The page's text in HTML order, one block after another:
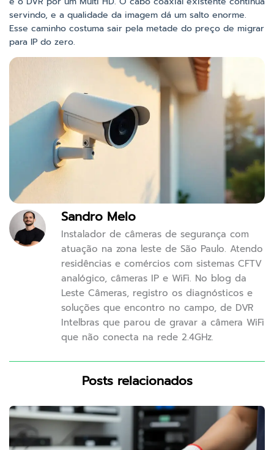
servindo, e a qualidade da imagem dá um salto enorme.
Esse caminho costuma sair pela metade do preço de migrar
para IP do zero.
Sandro Melo
Instalador de câmeras de segurança com
atuação na zona leste de São Paulo. Atendo
residências e comércios com sistemas CFTV
analógico, câmeras IP e WiFi. No blog da
Leste Câmeras, registro os diagnósticos e
soluções que encontro no campo, de DVR
Intelbras que parou de gravar a câmera WiFi
que não conecta na rede 2.4GHz.
Posts relacionados